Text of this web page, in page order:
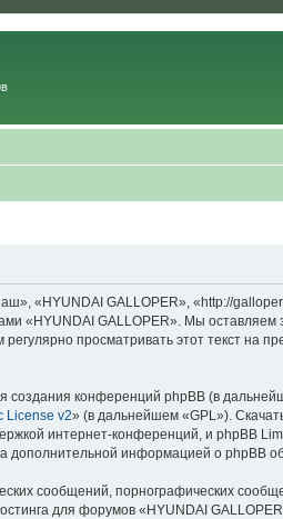
«HYUNDAI GALLOPER», «http://
«HYUNDAI GALLOPER». Мы
просматривать этот текст на
конференций phpBB (в
License v2» (в дальнейшем «GPL»).
интернет-конференций, и phpBB
дополнительной информацией о phpBB
сообщений, порнографических
для форумов «HYUNDAI